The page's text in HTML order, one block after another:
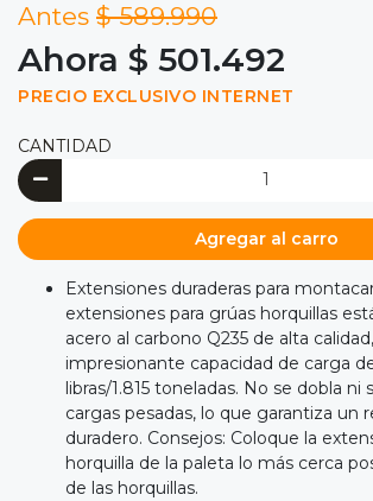
Antes $ 589.990
Ahora $ 501.492
PRECIO EXCLUSIVO INTERNET
CANTIDAD
Agregar al carro
Extensiones duraderas para
extensiones para grúas horquillas
acero al carbono Q235 de alta
impresionante capacidad de carga
libras/1.815 toneladas. No se dobla ni
cargas pesadas, lo que garantiza un
duradero. Consejos: Coloque la
horquilla de la paleta lo más cerca
de las horquillas.